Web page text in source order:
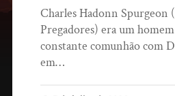
Charles Hadonn Spurgeon
Pregadores) era um
constante comunhão com
em…